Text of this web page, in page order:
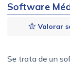
Software
Valorar
Se trata de un